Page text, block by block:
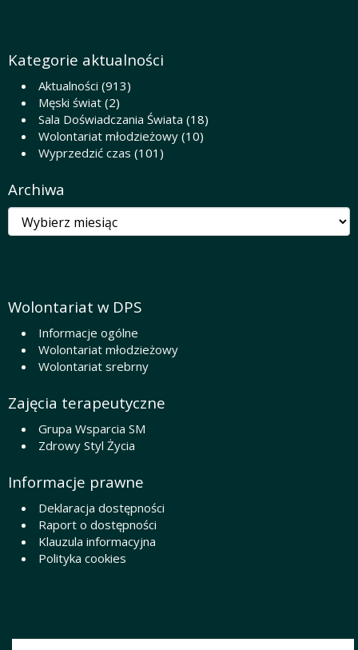
Kategorie aktualności
Aktualności (913)
Męski świat (2)
Sala Doświadczania Świata (18)
Wolontariat młodzieżowy (10)
Wyprzedzić czas (101)
Archiwa
Archiwa
Wolontariat w DPS
Informacje ogólne
Wolontariat młodzieżowy
Wolontariat srebrny
Zajęcia terapeutyczne
Grupa Wsparcia SM
Zdrowy Styl Życia
Informacje prawne
Deklaracja dostępności
Raport o dostępności
Klauzula informacyjna
Polityka cookies